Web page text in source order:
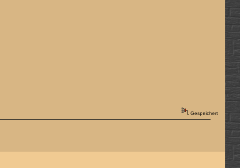
Gespeichert